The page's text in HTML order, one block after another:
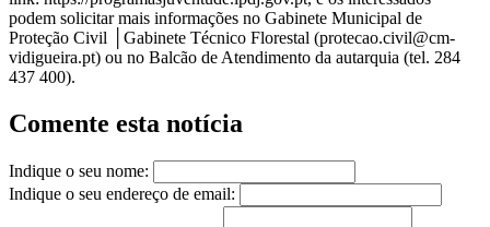
podem solicitar mais informações no Gabinete Municipal de
Proteção Civil │Gabinete Técnico Florestal (protecao.civil@cm-
vidigueira.pt) ou no Balcão de Atendimento da autarquia (tel. 284
437 400).
Comente esta notícia
Indique o seu nome:
Indique o seu endereço de email: